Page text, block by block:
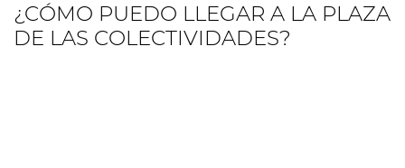
¿CÓMO PUEDO LLEGAR A LA PLAZA
DE LAS COLECTIVIDADES?